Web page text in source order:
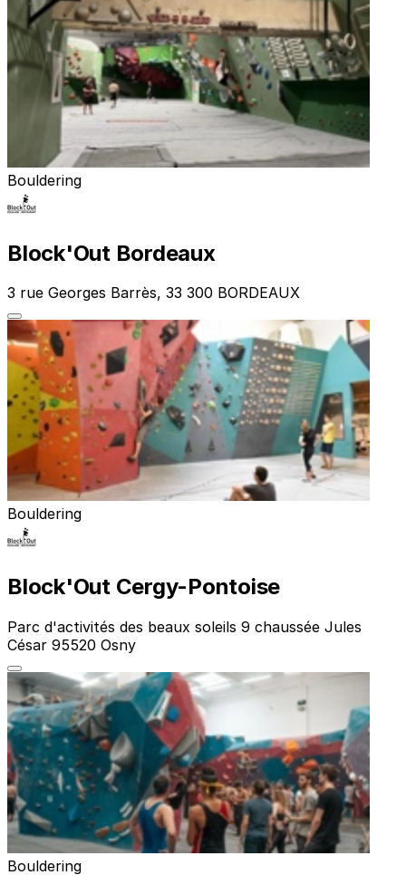
Bouldering
Block'Out Bordeaux
3 rue Georges Barrès, 33 300 BORDEAUX
Bouldering
Block'Out Cergy-Pontoise
Parc d'activités des beaux soleils 9 chaussée Jules
César 95520 Osny
Bouldering